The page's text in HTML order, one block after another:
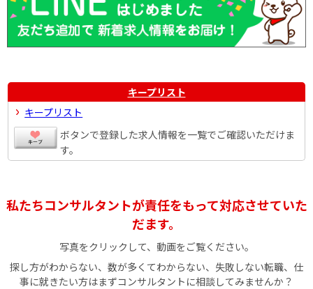
キープリスト
キープリスト
ボタンで登録した求人情報を一覧でご確認いただけま
す。
私たちコンサルタントが責任をもって対応させていた
だます。
写真をクリックして、動画をご覧ください。
探し方がわからない、数が多くてわからない、失敗しない転職、仕
事に就きたい方はまずコンサルタントに相談してみませんか？